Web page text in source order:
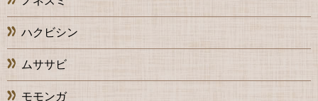
ハクビシン
ムササビ
モモンガ